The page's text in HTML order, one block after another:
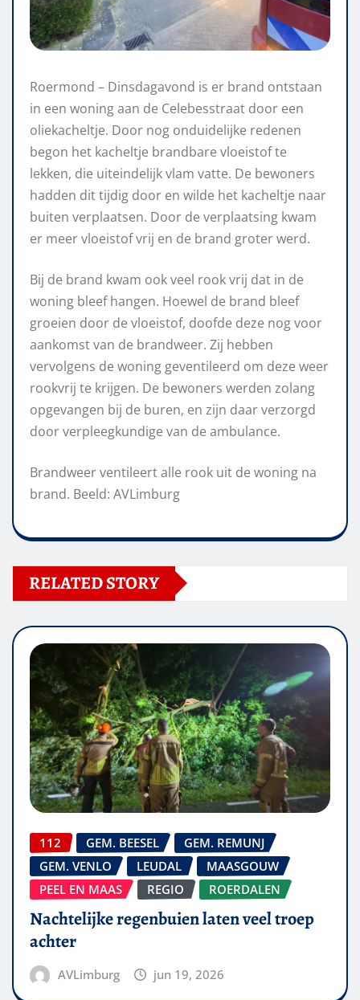
Roermond – Dinsdagavond is er brand ontstaan
in een woning aan de Celebesstraat door een
oliekacheltje. Door nog onduidelijke redenen
begon het kacheltje brandbare vloeistof te
lekken, die uiteindelijk vlam vatte. De bewoners
hadden dit tijdig door en wilde het kacheltje naar
buiten verplaatsen. Door de verplaatsing kwam
er meer vloeistof vrij en de brand groter werd.
Bij de brand kwam ook veel rook vrij dat in de
woning bleef hangen. Hoewel de brand bleef
groeien door de vloeistof, doofde deze nog voor
aankomst van de brandweer. Zij hebben
vervolgens de woning geventileerd om deze weer
rookvrij te krijgen. De bewoners werden zolang
opgevangen bij de buren, en zijn daar verzorgd
door verpleegkundige van de ambulance.
Brandweer ventileert alle rook uit de woning na
brand. Beeld: AVLimburg
RELATED STORY
112 GEM. BEESEL
GEM. REMUNJ
GEM. VENLO
LEUDAL
MAASGOUW
PEEL EN MAAS
REGIO ROERDALEN
Nachtelijke regenbuien laten veel troep
achter
AVLimburg jun 19, 2026